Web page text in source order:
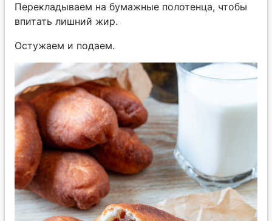
Перекладываем на бумажные полотенца, чтобы
впитать лишний жир.
Остужаем и подаем.